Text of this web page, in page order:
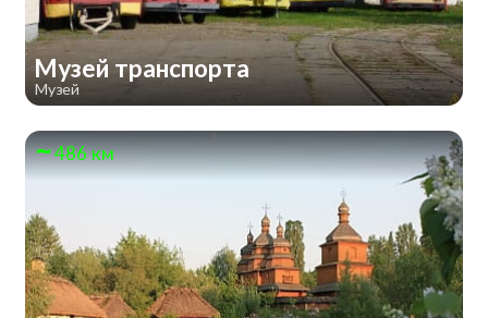
Музей транспорта
Музей
486 км